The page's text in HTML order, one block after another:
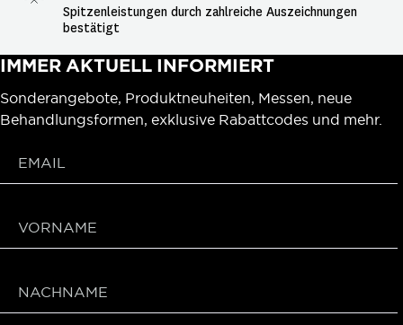
Spitzenleistungen durch zahlreiche Auszeichnungen
bestätigt
IMMER AKTUELL INFORMIERT
Sonderangebote, Produktneuheiten, Messen, neue
Behandlungsformen, exklusive Rabattcodes und mehr.